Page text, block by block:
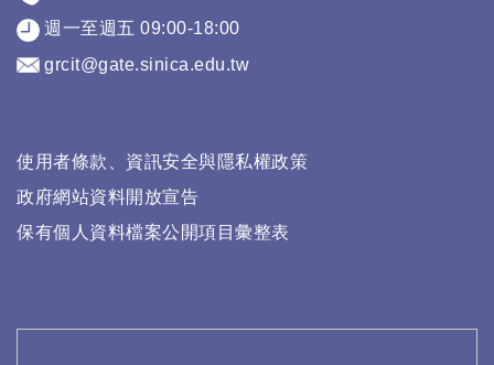
週一至週五 09:00-18:00
grcit@gate.sinica.edu.tw
使用者條款、資訊安全與隱私權政策
政府網站資料開放宣告
保有個人資料檔案公開項目彙整表